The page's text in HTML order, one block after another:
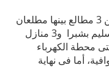
المحور يتكون عند بدايته فى الخلفاوى من 3 مطالع بينها مطلعان
من كورنيش النيل وآخر من شارع سعد سليم بشبرا و3 منازل
محطة الكهرباء
أما فى نهاية